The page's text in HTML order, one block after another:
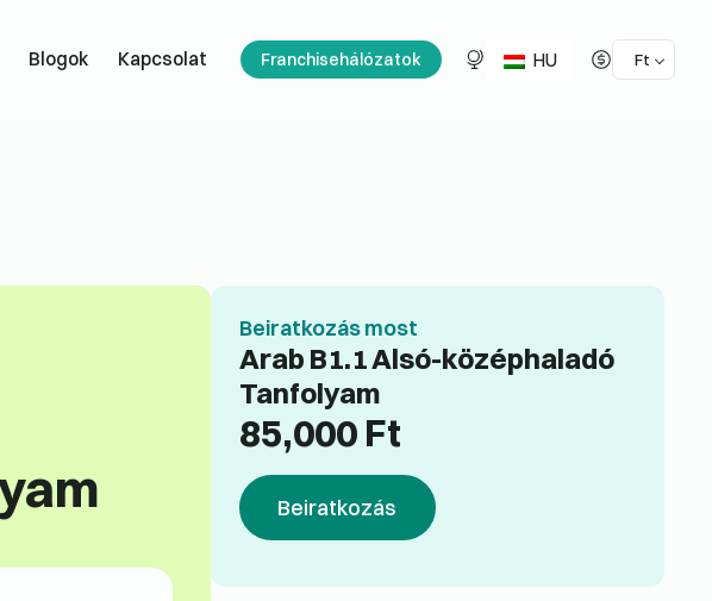
Blogok Kapcsolat Franchisehálózatok HU Ft
Beiratkozás most
Arab B1.1 Alsó-középhaladó
Tanfolyam
85,000 Ft
Beiratkozás